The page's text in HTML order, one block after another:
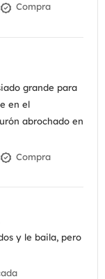
Compra
grande para
en el
abrochado en
Compra
y le baila, pero